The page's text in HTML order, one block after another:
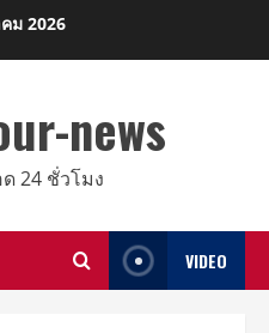
ม 2026
news
24 ชั่วโมง
VIDEO